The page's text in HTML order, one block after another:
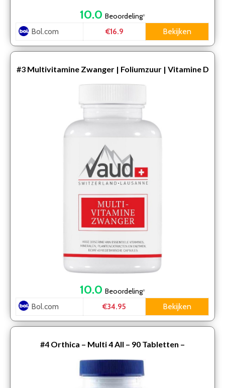
10.0 Beoordeling*
Bol.com €16.9 Bekijken
#3 Multivitamine Zwanger | Foliumzuur | Vitamine D
| Voor, tijdens en na de zwangerschap | Zwanger
10.0 Beoordeling*
Bol.com €34.95 Bekijken
#4 Orthica – Multi 4 All – 90 Tabletten –
Multivitaminen